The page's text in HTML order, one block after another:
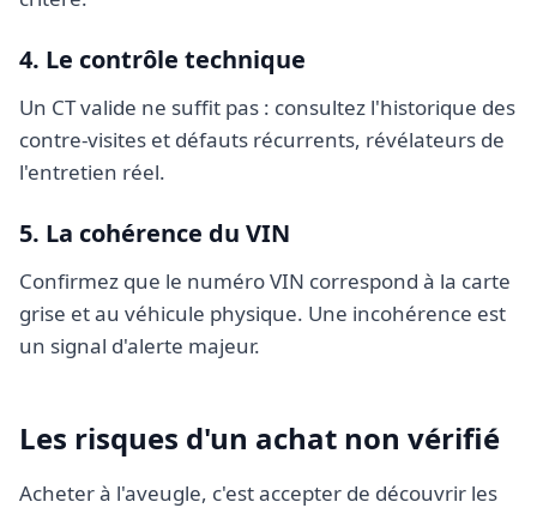
4. Le contrôle technique
Un CT valide ne suffit pas : consultez l'historique des
contre-visites et défauts récurrents, révélateurs de
l'entretien réel.
5. La cohérence du VIN
Confirmez que le numéro VIN correspond à la carte
grise et au véhicule physique. Une incohérence est
un signal d'alerte majeur.
Les risques d'un achat non vérifié
Acheter à l'aveugle, c'est accepter de découvrir les